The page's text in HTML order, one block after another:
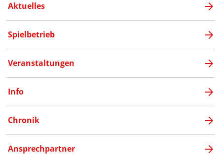
Aktuelles
Spielbetrieb
Veranstaltungen
Info
Chronik
Ansprechpartner